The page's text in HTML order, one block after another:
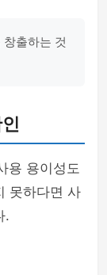
출하는 것
용 용이성도
못하다면 사
.